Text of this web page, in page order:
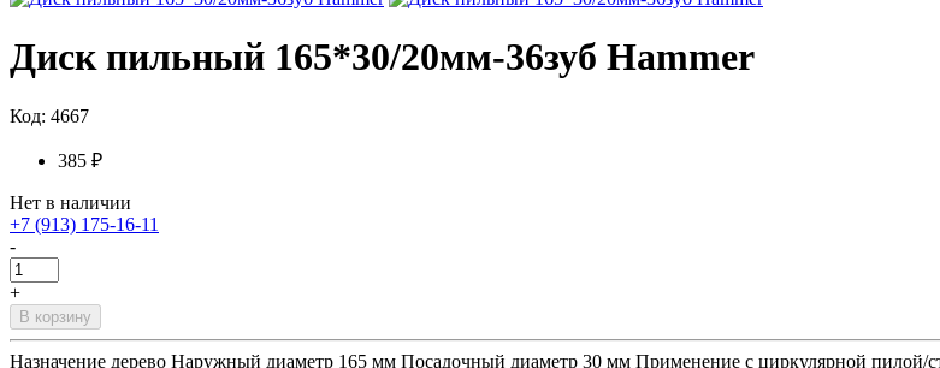
Диск пильный 165*30/20мм-36зуб Hammer
Код: 4667
385 ₽
Нет в наличии
+7 (913) 175-16-11
-
+
В корзину
Назначение дерево Наружный диаметр 165 мм Посадочный диаметр 30 мм Применение с циркулярной пилой/